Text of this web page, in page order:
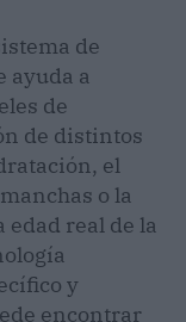
de
ayuda a
de
de distintos
el
o la
real de la
y
encontrar